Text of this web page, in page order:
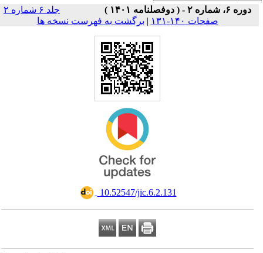
جلد ۶ شماره ۲
|برگشت به فهرست نسخه ها
‎ 10.52547/jic.6.2.131